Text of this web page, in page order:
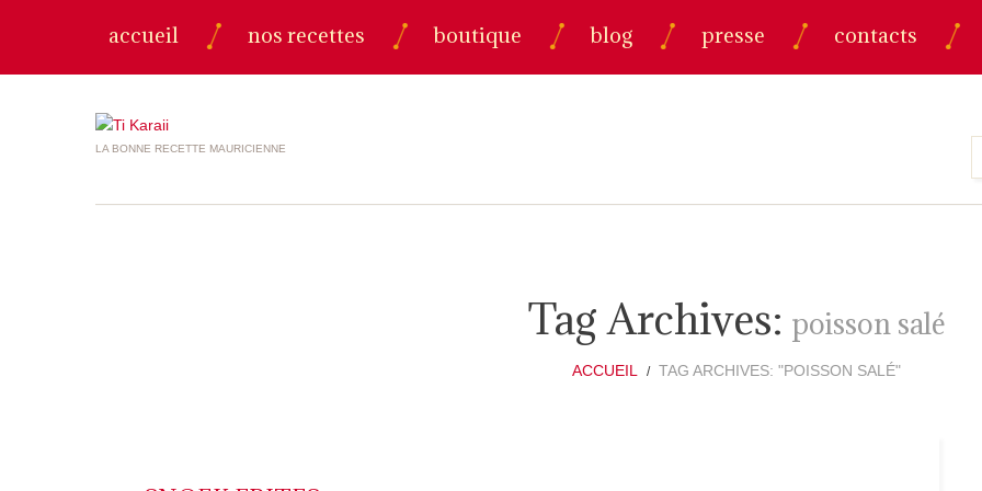
accueil nos recettes boutique blog presse contacts
LA BONNE RECETTE MAURICIENNE
Tag Archives: poisson salé
ACCUEIL TAG ARCHIVES: "POISSON SALÉ"